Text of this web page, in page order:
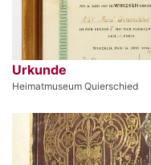
Urkunde
Heimatmuseum Quierschied